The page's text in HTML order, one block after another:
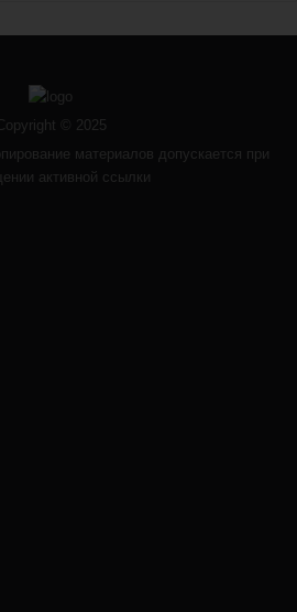
© 2025
материалов допускается при
активной ссылки